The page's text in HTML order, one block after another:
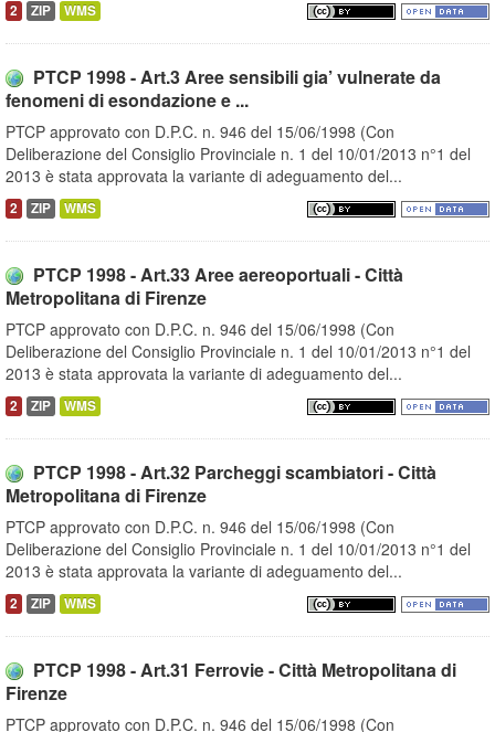
2 ZIP WMS
PTCP 1998 - Art.3 Aree sensibili gia’ vulnerate da
fenomeni di esondazione e ...
PTCP approvato con D.P.C. n. 946 del 15/06/1998 (Con
Deliberazione del Consiglio Provinciale n. 1 del 10/01/2013 n°1 del
2013 è stata approvata la variante di adeguamento del...
2 ZIP WMS
PTCP 1998 - Art.33 Aree aereoportuali - Città
Metropolitana di Firenze
PTCP approvato con D.P.C. n. 946 del 15/06/1998 (Con
Deliberazione del Consiglio Provinciale n. 1 del 10/01/2013 n°1 del
2013 è stata approvata la variante di adeguamento del...
2 ZIP WMS
PTCP 1998 - Art.32 Parcheggi scambiatori - Città
Metropolitana di Firenze
PTCP approvato con D.P.C. n. 946 del 15/06/1998 (Con
Deliberazione del Consiglio Provinciale n. 1 del 10/01/2013 n°1 del
2013 è stata approvata la variante di adeguamento del...
2 ZIP WMS
PTCP 1998 - Art.31 Ferrovie - Città Metropolitana di
Firenze
PTCP approvato con D.P.C. n. 946 del 15/06/1998 (Con